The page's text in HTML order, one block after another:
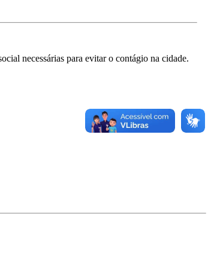
necessárias para evitar o contágio na cidade.